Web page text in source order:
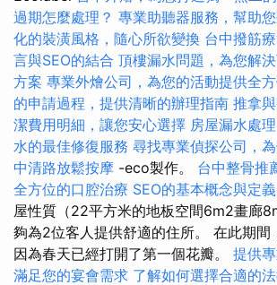
過期怎麼處理？ 專業助聽器服務，幫助
化的裝潢風格，隨心所欲變換 台中撥筋
言與SEO的結合 頂樓漏水問題，為您解
方案 專業外燴公司，為您的活動提供全
的申請過程，提供清晰的辦理指南 推拿
潔費用明細，讓您安心選擇 房屋漏水處
水的最佳修復服務 尋找專業偵探公司，
中清路放鬆按摩 -eco製作。 台中整骨推
全方位的口腔治療 SEO的基本概念與定義
屋性質（22平方米的地板空間6m2畫廊
夠為2位客人提供舒適的住所。 在此期間
因為春天已經打開了第一個花瓣。 提供
滿足您的宴會需求 了解如何選擇合適的